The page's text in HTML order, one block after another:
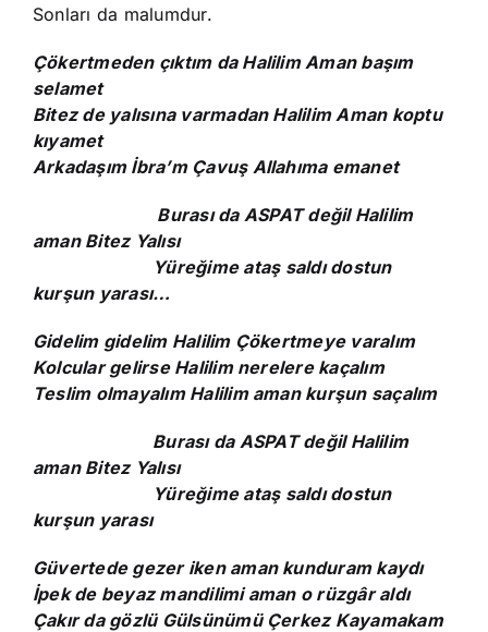
Sonları da malumdur.
Çökertmeden çıktım da Halilim Aman başım
selamet
Bitez de yalısına varmadan Halilim Aman koptu
kıyamet
Arkadaşım İbra’m Çavuş Allahıma emanet
Burası da ASPAT değil Halilim
aman Bitez Yalısı
Yüreğime ataş saldı dostun
kurşun yarası…
Gidelim gidelim Halilim Çökertmeye varalım
Kolcular gelirse Halilim nerelere kaçalım
Teslim olmayalım Halilim aman kurşun saçalım
Burası da ASPAT değil Halilim
aman Bitez Yalısı
Yüreğime ataş saldı dostun
kurşun yarası
Güvertede gezer iken aman kunduram kaydı
İpek de beyaz mandilimi aman o rüzgâr aldı
Çakır da gözlü Gülsünümü Çerkez Kayamakam